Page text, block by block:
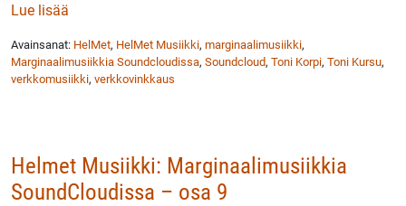
Lue lisää
Avainsanat: HelMet, HelMet Musiikki, marginaalimusiikki,
Marginaalimusiikkia Soundcloudissa, Soundcloud, Toni Korpi, Toni Kursu,
verkkomusiikki, verkkovinkkaus
Helmet Musiikki: Marginaalimusiikkia
SoundCloudissa – osa 9